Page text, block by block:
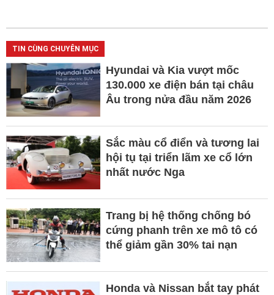
TIN CÙNG CHUYÊN MỤC
Hyundai và Kia vượt mốc
130.000 xe điện bán tại châu
Âu trong nửa đầu năm 2026
Sắc màu cổ điển và tương lai
hội tụ tại triển lãm xe cổ lớn
nhất nước Nga
Trang bị hệ thống chống bó
cứng phanh trên xe mô tô có
thể giảm gần 30% tai nạn
Honda và Nissan bắt tay phát